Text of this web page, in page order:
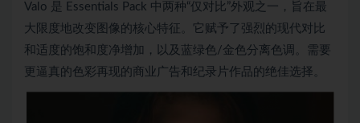
Valo 是 Essentials Pack 中两种“仅对比”外观之一，旨在最
大限度地改变图像的核心特征。它赋予了强烈的现代对比
和适度的饱和度净增加，以及蓝绿色/金色分离色调。需要
更逼真的色彩再现的商业广告和纪录片作品的绝佳选择。